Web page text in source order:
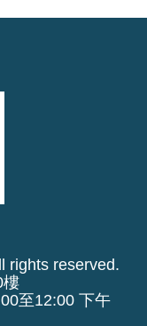
rights reserved.
樓
至12:00 下午